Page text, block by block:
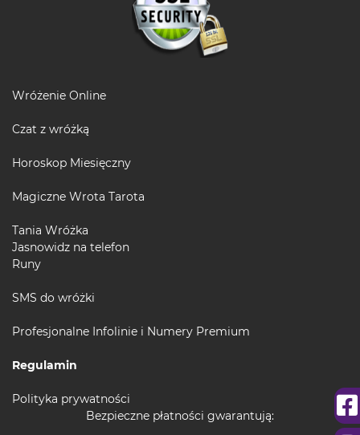
Wróżenie Online
Czat z wróżką
Horoskop Miesięczny
Magiczne Wrota Tarota
Tania Wróżka
Jasnowidz na telefon
Runy
SMS do wróżki
Profesjonalne Infolinie i Numery Premium
Regulamin
Polityka prywatności
Bezpieczne płatności gwarantują: